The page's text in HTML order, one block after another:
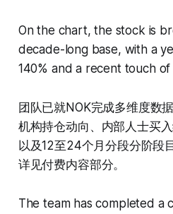
On the chart, the stock is
decade-long base, with a
140% and a recent touch of
团队已就NOK完成多维度数
机构持仓动向、内部人士买
以及12至24个月分段分阶段
详见付费内容部分。
The team has completed a